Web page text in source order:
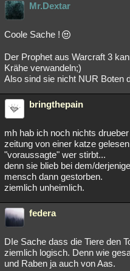
Mr.Dextar
Coole Sache !
Der Prophet aus Warcraft 3
Krähe verwandeln;)
Also sind sie nicht NUR Boten
bringthepain
mh hab ich noch nichts
zeitung von einer katze
"voraussagte" wer stirbt...
denn sie blieb bei dem/
mensch dann gestorben.
ziemlich unheimlich.
federa
DIe Sache dass die Tiere den
ziemlich logisch. Denn wie
und Raben ja auch von Aas.